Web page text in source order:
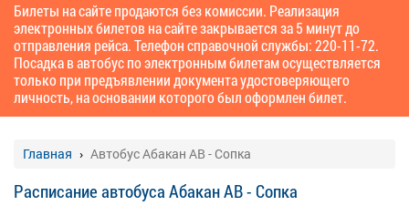
Билеты на сайте продаются без комиссии. Реализация
электронных билетов на сайте закрывается за 5 минут до
отправления рейса. Телефон справочной службы: 220-11-72.
Посадка в автобус по электронным билетам осуществляется
только при предъявлении документа удостоверяющего
личность, на основании которого был оформлен билет.
Главная Автобус Абакан АВ - Сопка
Расписание автобуса Абакан АВ - Сопка